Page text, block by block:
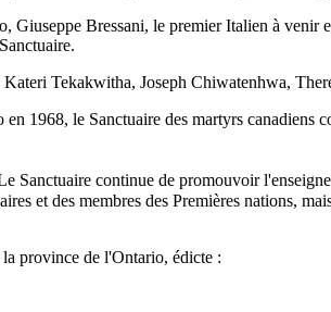
Bressani, le premier Italien à
Tekakwitha, Joseph Chiwatenhwa,
1968, le Sanctuaire des martyrs canadiens
Sanctuaire continue de promouvoir
et des membres des Premières nations,
province de l'Ontario, édicte :